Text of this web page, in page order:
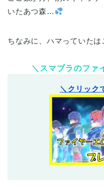
いたあつ森…
ちなみに、ハマっていたは
＼スマブラのファ
＼クリック